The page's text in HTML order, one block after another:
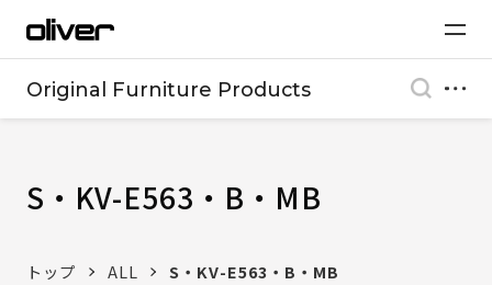
Original Furniture Products
S・KV-E563・B・MB
トップ ALL S・KV-E563・B・MB